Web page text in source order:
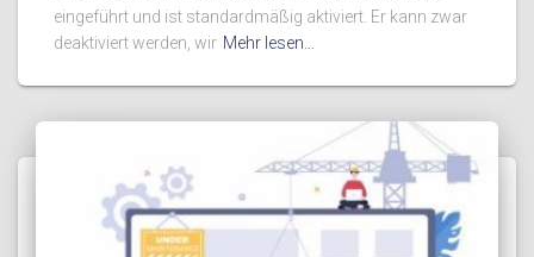
eingeführt und ist standardmäßig aktiviert. Er kann zwar
deaktiviert werden, wir Mehr lesen…